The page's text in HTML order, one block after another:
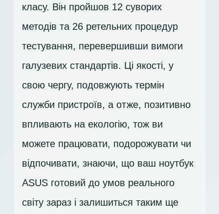
класу. Він пройшов 12 суворих
методів та 26 ретельних процедур
тестування, перевершивши вимоги
галузевих стандартів. Ці якості, у
свою чергу, подовжують термін
служби пристроїв, а отже, позитивно
впливають на екологію, тож ви
можете працювати, подорожувати чи
відпочивати, знаючи, що ваш ноутбук
ASUS готовий до умов реального
світу зараз і залишиться таким ще